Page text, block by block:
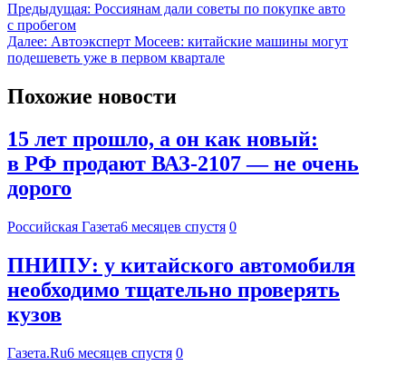
Предыдущая: Россиянам дали советы по покупке авто
с пробегом
Далее: Автоэксперт Мосеев: китайские машины могут
подешеветь уже в первом квартале
Похожие новости
15 лет прошло, а он как новый:
в РФ продают ВАЗ-2107 — не очень
дорого
Российская Газета6 месяцев спустя 0
ПНИПУ: у китайского автомобиля
необходимо тщательно проверять
кузов
Газета.Ru6 месяцев спустя 0